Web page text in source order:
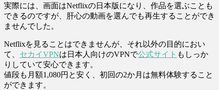
実際には、画面はNetflixの日本版になり、作品を選ぶことも
できるのですが、肝心の動画を選んでも再生することができ
ませんでした。
Netflixを見ることはできませんが、それ以外の目的におい
て、 セカイVPNは日本人向けのVPNで公式サイト もしっか
りしていて安心できます。
値段も月額1,080円と安く、初回の2か月は無料体験すること
ができます。